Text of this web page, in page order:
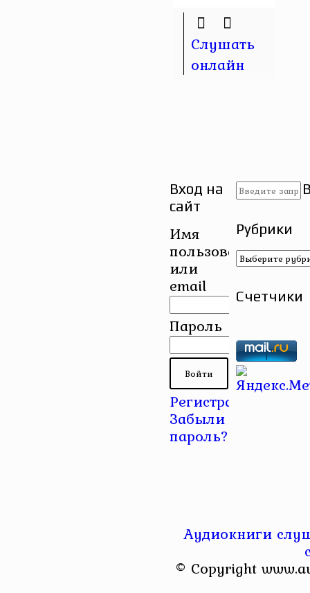
Слушать
онлайн
Вход на
сайт
Имя
пользователя
или
email
Пароль
Регистрация
Забыли
пароль?
Рубрики
Рубрики
Счетчики
Аудиокниги
© Copyright